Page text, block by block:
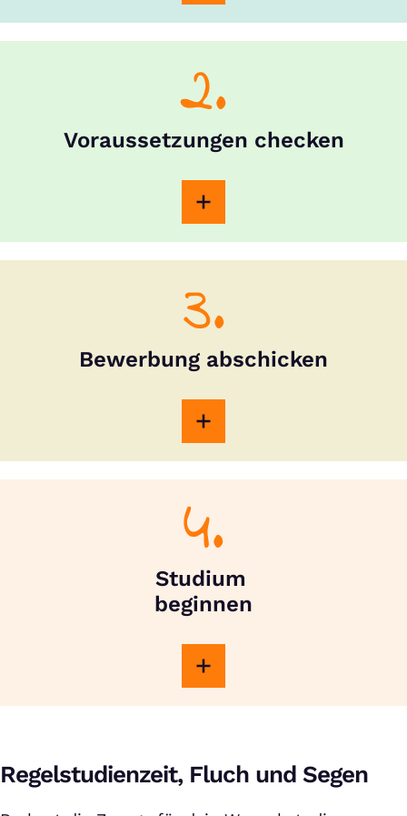
2.
Voraussetzungen checken
3.
Bewerbung abschicken
4.
Studium
beginnen
Regelstudienzeit, Fluch und Segen